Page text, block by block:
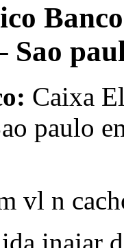
Sao
Caixa
paulo
vl n